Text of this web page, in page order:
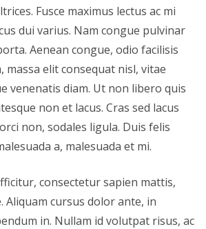
Fusce maximus lectus ac mi
dui varius. Nam congue pulvinar
Aenean congue, odio facilisis
elit consequat nisl, vitae
venenatis diam. Ut non libero quis
non et lacus. Cras sed lacus
non, sodales ligula. Duis felis
a, malesuada et mi.
consectetur sapien mattis,
Aliquam cursus dolor ante, in
in. Nullam id volutpat risus, ac